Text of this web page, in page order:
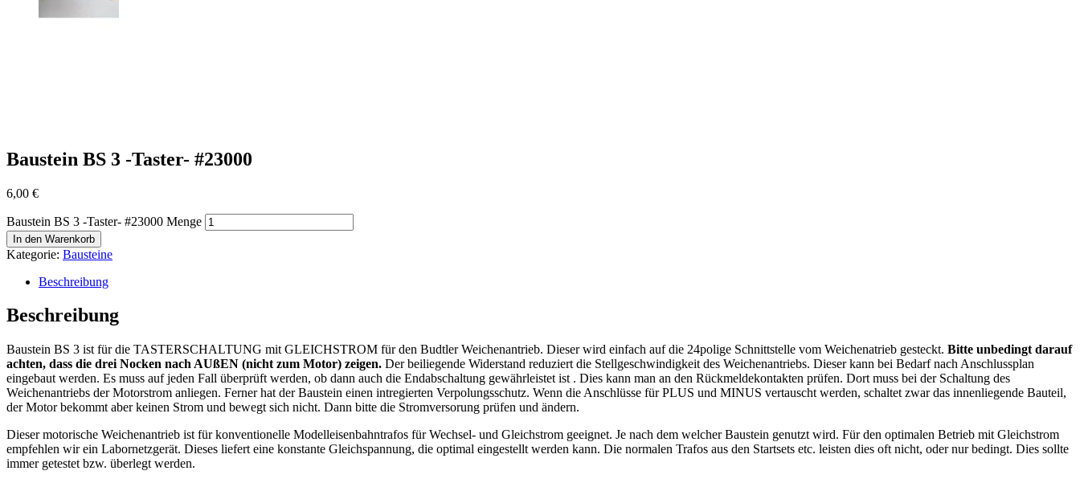
Baustein BS 3 -Taster- #23000
6,00 €
Baustein BS 3 -Taster- #23000 Menge
In den Warenkorb
Kategorie: Bausteine
Beschreibung
Beschreibung
Baustein BS 3 ist für die TASTERSCHALTUNG mit GLEICHSTROM für den Budtler Weichenantrieb. Dieser wird einfach auf die 24polige Schnittstelle vom Weichenatrieb gesteckt. Bitte unbedingt darauf
achten, dass die drei Nocken nach AUßEN (nicht zum Motor) zeigen. Der beiliegende Widerstand reduziert die Stellgeschwindigkeit des Weichenantriebs. Dieser kann bei Bedarf nach Anschlussplan
eingebaut werden. Es muss auf jeden Fall überprüft werden, ob dann auch die Endabschaltung gewährleistet ist . Dies kann man an den Rückmeldekontakten prüfen. Dort muss bei der Schaltung des
Weichenantriebs der Motorstrom anliegen. Ferner hat der Baustein einen intregierten Verpolungsschutz. Wenn die Anschlüsse für PLUS und MINUS vertauscht werden, schaltet zwar das innenliegende Bauteil,
der Motor bekommt aber keinen Strom und bewegt sich nicht. Dann bitte die Stromversorung prüfen und ändern.
Dieser motorische Weichenantrieb ist für konventionelle Modelleisenbahntrafos für Wechsel- und Gleichstrom geeignet. Je nach dem welcher Baustein genutzt wird. Für den optimalen Betrieb mit Gleichstrom
empfehlen wir ein Labornetzgerät. Dieses liefert eine konstante Gleichspannung, die optimal eingestellt werden kann. Die normalen Trafos aus den Startsets etc. leisten dies oft nicht, oder nur bedingt. Dies sollte
immer getestet bzw. überlegt werden.